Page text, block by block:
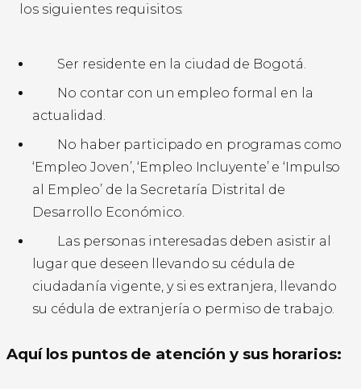
los siguientes requisitos:
Ser residente en la ciudad de Bogotá.
No contar con un empleo formal en la
actualidad.
No haber participado en programas como
‘Empleo Joven’, ‘Empleo Incluyente’ e ‘Impulso
al Empleo’ de la Secretaría Distrital de
Desarrollo Económico.
Las personas interesadas deben asistir al
lugar que deseen llevando su cédula de
ciudadanía vigente, y si es extranjera, llevando
su cédula de extranjería o permiso de trabajo.
Aquí los puntos de atención y sus horarios: